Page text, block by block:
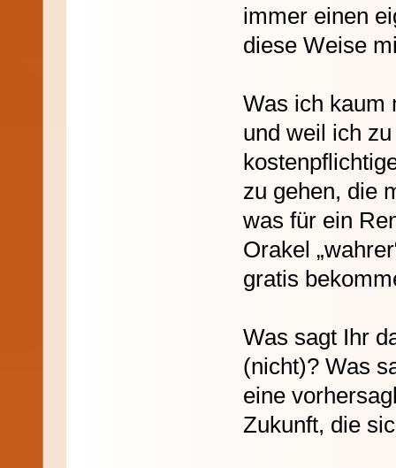
immer einen
diese Weise
Was ich kaum
und weil ich
zu gehen, die
was für ein
Orakel
gratis
Was sagt Ihr
(nicht)? Was
eine
Zukunft, die